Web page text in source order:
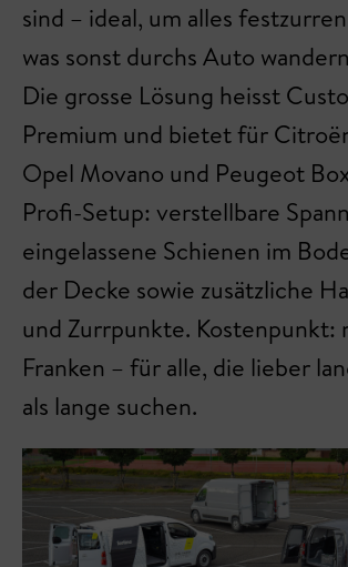
sind – ideal, um alles
was sonst durchs Auto
Die grosse Lösung heisst
Premium und bietet für
Opel Movano und Peugeot
Profi-Setup: verstellbare
eingelassene Schienen im
der Decke sowie zusätzliche
und Zurrpunkte.
Franken – für alle, die lieber
als lange suchen.